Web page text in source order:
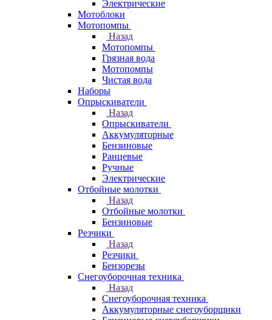
Электрические
Мотоблоки
Мотопомпы
Назад
Мотопомпы
Грязная вода
Мотопомпы
Чистая вода
Наборы
Опрыскиватели
Назад
Опрыскиватели
Аккумуляторные
Бензиновые
Ранцевые
Ручные
Электрические
Отбойные молотки
Назад
Отбойные молотки
Бензиновые
Резчики
Назад
Резчики
Бензорезы
Снегоуборочная техника
Назад
Снегоуборочная техника
Аккумуляторные снегоуборщики